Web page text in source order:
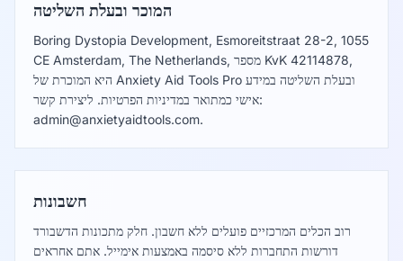
המוכר ובעלת השליטה
Boring Dystopia Development, Esmoreitstraat 28-2, 1055
CE Amsterdam, The Netherlands, מספר KvK 42114878,
היא המוכרת של Anxiety Aid Tools Pro ובעלת השליטה במידע
אישי כמתואר במדיניות הפרטיות. ליצירת קשר:
admin@anxietyaidtools.com.
חשבונות
רוב הכלים המרכזיים פועלים ללא חשבון. חלק מתכונות הדשבורד
דורשות התחברות ללא סיסמה באמצעות אימייל. אתם אחראים